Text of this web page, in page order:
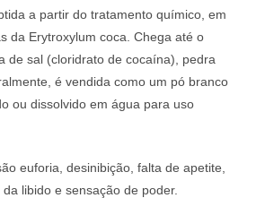
a partir do tratamento químico, em
da Erytroxylum coca. Chega até o
de sal (cloridrato de cocaína), pedra
é vendida como um pó branco
ou dissolvido em água para uso
euforia, desinibição, falta de apetite,
libido e sensação de poder.